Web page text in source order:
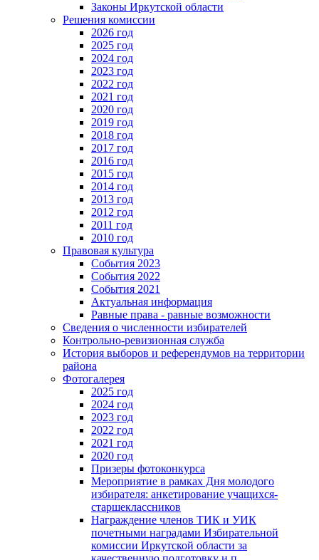
Законы Иркутской области
Решения комиссии
2026 год
2025 год
2024 год
2023 год
2022 год
2021 год
2020 год
2019 год
2018 год
2017 год
2016 год
2015 год
2014 год
2013 год
2012 год
2011 год
2010 год
Правовая культура
События 2023
События 2022
События 2021
Актуальная информация
Равные права - равные возможности
Сведения о численности избирателей
Контрольно-ревизионная служба
История выборов и референдумов на территории
района
Фотогалерея
2025 год
2024 год
2023 год
2022 год
2021 год
2020 год
Призеры фотоконкурса
Мероприятие в рамках Дня молодого
избирателя: анкетирование учащихся-
старшеклассников
Награждение членов ТИК и УИК
почетными наградами Избирательной
комиссии Иркутской области за